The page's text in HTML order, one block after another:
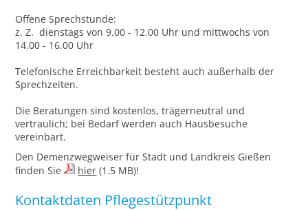
Offene Sprechstunde:
z. Z. dienstags von 9.00 - 12.00 Uhr und mittwochs von
14.00 - 16.00 Uhr
Telefonische Erreichbarkeit besteht auch außerhalb der
Sprechzeiten.
Die Beratungen sind kostenlos, trägerneutral und
vertraulich; bei Bedarf werden auch Hausbesuche
vereinbart.
Den Demenzwegweiser für Stadt und Landkreis Gießen
finden Sie
hier (1.5 MB)!
Kontaktdaten Pflegestützpunkt